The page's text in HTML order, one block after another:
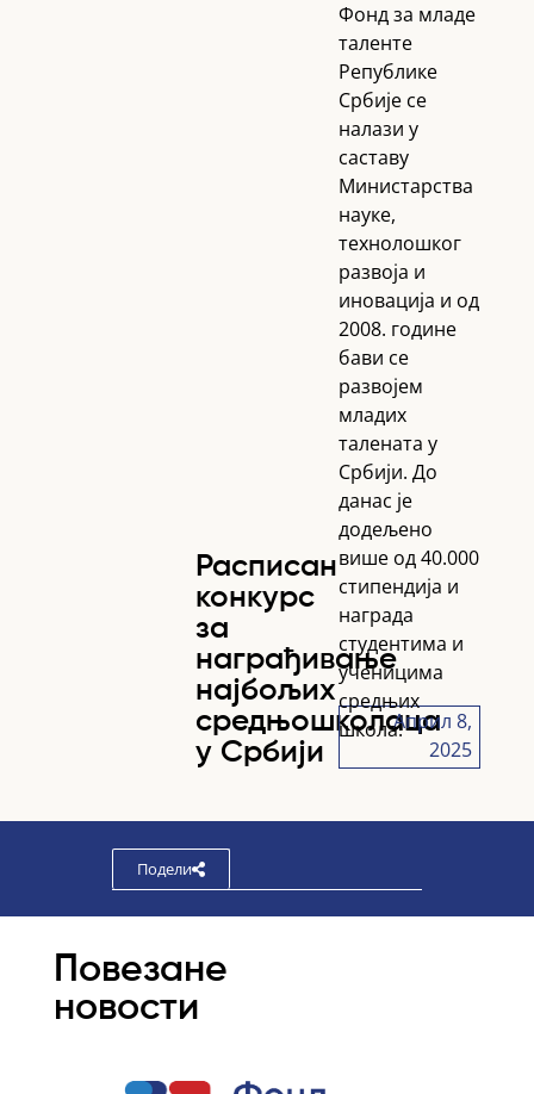
Расписан
конкурс
за
награђивање
најбољих
средњошколаца
у Србији
Април 8,
2025
Фонд за младе
таленте
Републике
Србије се
налази у
саставу
Министарства
науке,
технолошког
развоја и
иновација и од
2008. године
бави се
развојем
младих
талената у
Србији. До
данас је
додељено
више од 40.000
стипендија и
награда
студентима и
ученицима
средњих
школа.
Подели
Повезане
новости